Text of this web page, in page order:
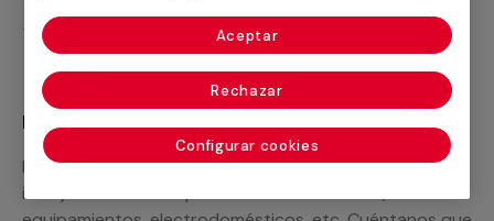
Recuerda que en MULTIMAP
Podemos ofrecer cualquier servicio a medida
incluyendo todo lo que necesites: materiales,
Configurar cookies
Rechazar
Aceptar